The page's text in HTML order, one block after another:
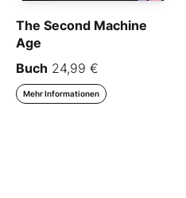
The Second Machine
Age
Buch 24,99 €
Mehr Informationen